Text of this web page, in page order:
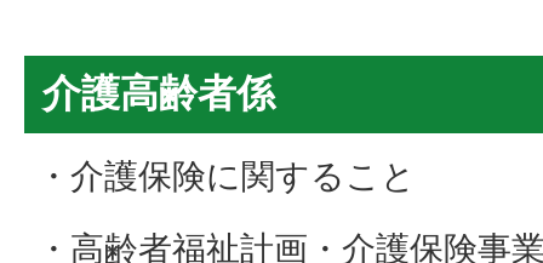
介護高齢者係
・介護保険に関すること
・高齢者福祉計画・介護保険事